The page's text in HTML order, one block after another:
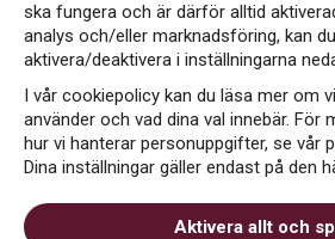
ska fungera och är därför alltid
analys och/eller marknadsföring, kan
aktivera/deaktivera i inställningarna
I vår cookiepolicy kan du läsa mer om
använder och vad dina val innebär. För
hur vi hanterar personuppgifter, se vår
Dina inställningar gäller endast på den
Aktivera allt och